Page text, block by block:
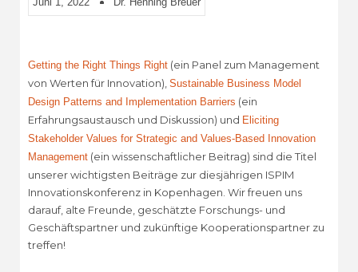
Getting the Right Things Right (ein Panel zum Management
von Werten für Innovation), Sustainable Business Model
Design Patterns and Implementation Barriers (ein
Erfahrungsaustausch und Diskussion) und Eliciting
Stakeholder Values for Strategic and Values-Based Innovation
Management (ein wissenschaftlicher Beitrag) sind die Titel
unserer wichtigsten Beiträge zur diesjährigen ISPIM
Innovationskonferenz in Kopenhagen. Wir freuen uns
darauf, alte Freunde, geschätzte Forschungs- und
Geschäftspartner und zukünftige Kooperationspartner zu
treffen!